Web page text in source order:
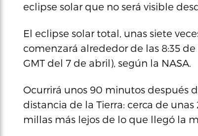
eclipse solar que no será visible
El eclipse solar total, unas siete
comenzará alrededor de las 8:35
GMT del 7 de abril), según la NASA.
Ocurrirá unos 90 minutos después
distancia de la Tierra: cerca de
millas más lejos de lo que llegó la